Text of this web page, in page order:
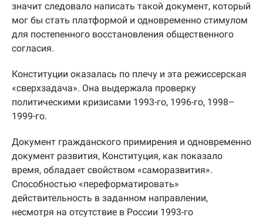
значит следовало написать такой документ, который
мог бы стать платформой и одновременно стимулом
для постепенного восстановления общественного
согласия.
Конституции оказалась по плечу и эта режиссерская
«сверхзадача». Она выдержала проверку
политическими кризисами 1993-го, 1996-го, 1998–
1999-го.
Документ гражданского примирения и одновременно
документ развития, Конституция, как показало
время, обладает свойством «саморазвития».
Способностью «переформатировать»
действительность в заданном направлении,
несмотря на отсутствие в России 1993-го